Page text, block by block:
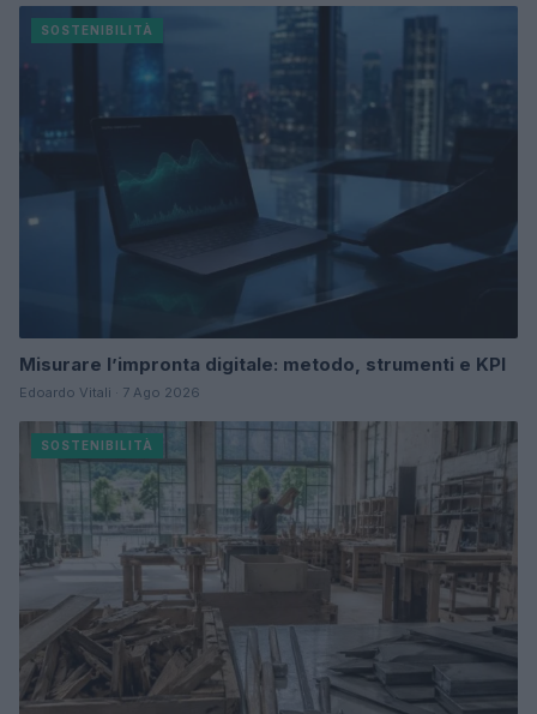
SOSTENIBILITÀ
Misurare l’impronta digitale: metodo, strumenti e KPI
Edoardo Vitali · 7 Ago 2026
SOSTENIBILITÀ